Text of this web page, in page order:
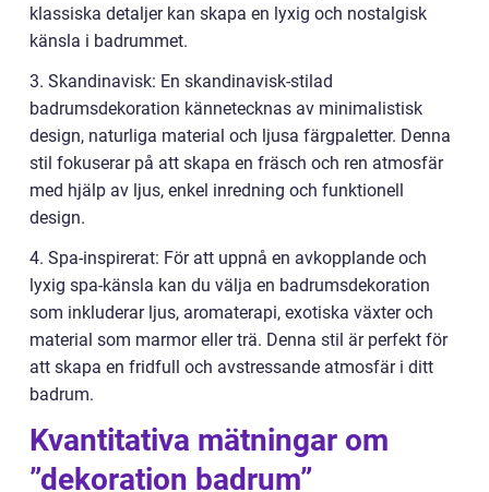
klassiska detaljer kan skapa en lyxig och nostalgisk
känsla i badrummet.
3. Skandinavisk: En skandinavisk-stilad
badrumsdekoration kännetecknas av minimalistisk
design, naturliga material och ljusa färgpaletter. Denna
stil fokuserar på att skapa en fräsch och ren atmosfär
med hjälp av ljus, enkel inredning och funktionell
design.
4. Spa-inspirerat: För att uppnå en avkopplande och
lyxig spa-känsla kan du välja en badrumsdekoration
som inkluderar ljus, aromaterapi, exotiska växter och
material som marmor eller trä. Denna stil är perfekt för
att skapa en fridfull och avstressande atmosfär i ditt
badrum.
Kvantitativa mätningar om
”dekoration badrum”